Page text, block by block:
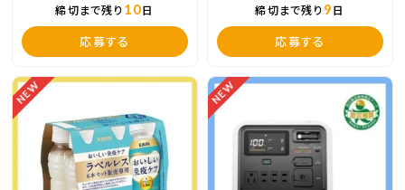
締切まで残り 10日
応募する
締切まで残り 9 日
応募する
NEW NEW